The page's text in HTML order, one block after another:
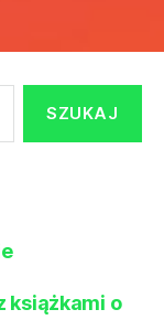
książkami o